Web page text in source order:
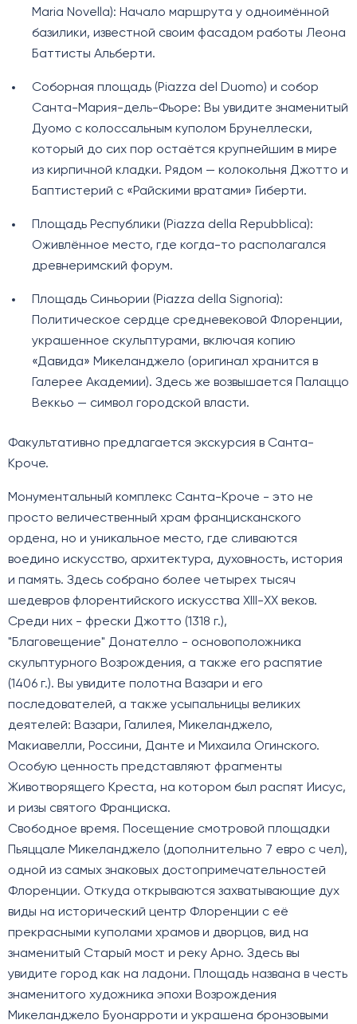
Maria Novella): Начало маршрута у одноимённой
базилики, известной своим фасадом работы Леона
Баттисты Альберти.
Соборная площадь (Piazza del Duomo) и собор
Санта-Мария-дель-Фьоре: Вы увидите знаменитый
Дуомо с колоссальным куполом Брунеллески,
который до сих пор остаётся крупнейшим в мире
из кирпичной кладки. Рядом — колокольня Джотто и
Баптистерий с «Райскими вратами» Гиберти.
Площадь Республики (Piazza della Repubblica):
Оживлённое место, где когда-то располагался
древнеримский форум.
Площадь Синьории (Piazza della Signoria):
Политическое сердце средневековой Флоренции,
украшенное скульптурами, включая копию
«Давида» Микеланджело (оригинал хранится в
Галерее Академии). Здесь же возвышается Палаццо
Веккьо — символ городской власти.
Факультативно предлагается экскурсия в Санта-
Кроче.
Монументальный комплекс Санта-Кроче - это не
просто величественный храм францисканского
ордена, но и уникальное место, где сливаются
воедино искусство, архитектура, духовность, история
и память. Здесь собрано более четырех тысяч
шедевров флорентийского искусства XIII-XX веков.
Среди них - фрески Джотто (1318 г.),
"Благовещение" Донателло - основоположника
скульптурного Возрождения, а также его распятие
(1406 г.). Вы увидите полотна Вазари и его
последователей, а также усыпальницы великих
деятелей: Вазари, Галилея, Микеланджело,
Макиавелли, Россини, Данте и Михаила Огинского.
Особую ценность представляют фрагменты
Животворящего Креста, на котором был распят Иисус,
и ризы святого Франциска.
Свободное время. Посещение смотровой площадки
Пьяццале Микеланджело (дополнительно 7 евро с чел),
одной из самых знаковых достопримечательностей
Флоренции. Откуда открываются захватывающие дух
виды на исторический центр Флоренции с её
прекрасными куполами храмов и дворцов, вид на
знаменитый Старый мост и реку Арно. Здесь вы
увидите город как на ладони. Площадь названа в честь
знаменитого художника эпохи Возрождения
Микеланджело Буонарроти и украшена бронзовыми